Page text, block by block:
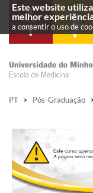
PT > Pós-Graduação
Este website
melhor
a consentir o uso de